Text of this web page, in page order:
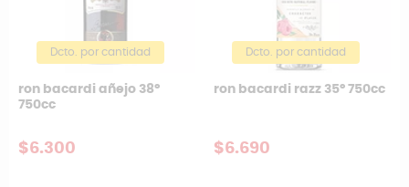
Dcto. por cantidad
ron bacardi añejo 38º
750cc
$6.300
Dcto. por cantidad
ron bacardi razz 35º 750cc
$6.690